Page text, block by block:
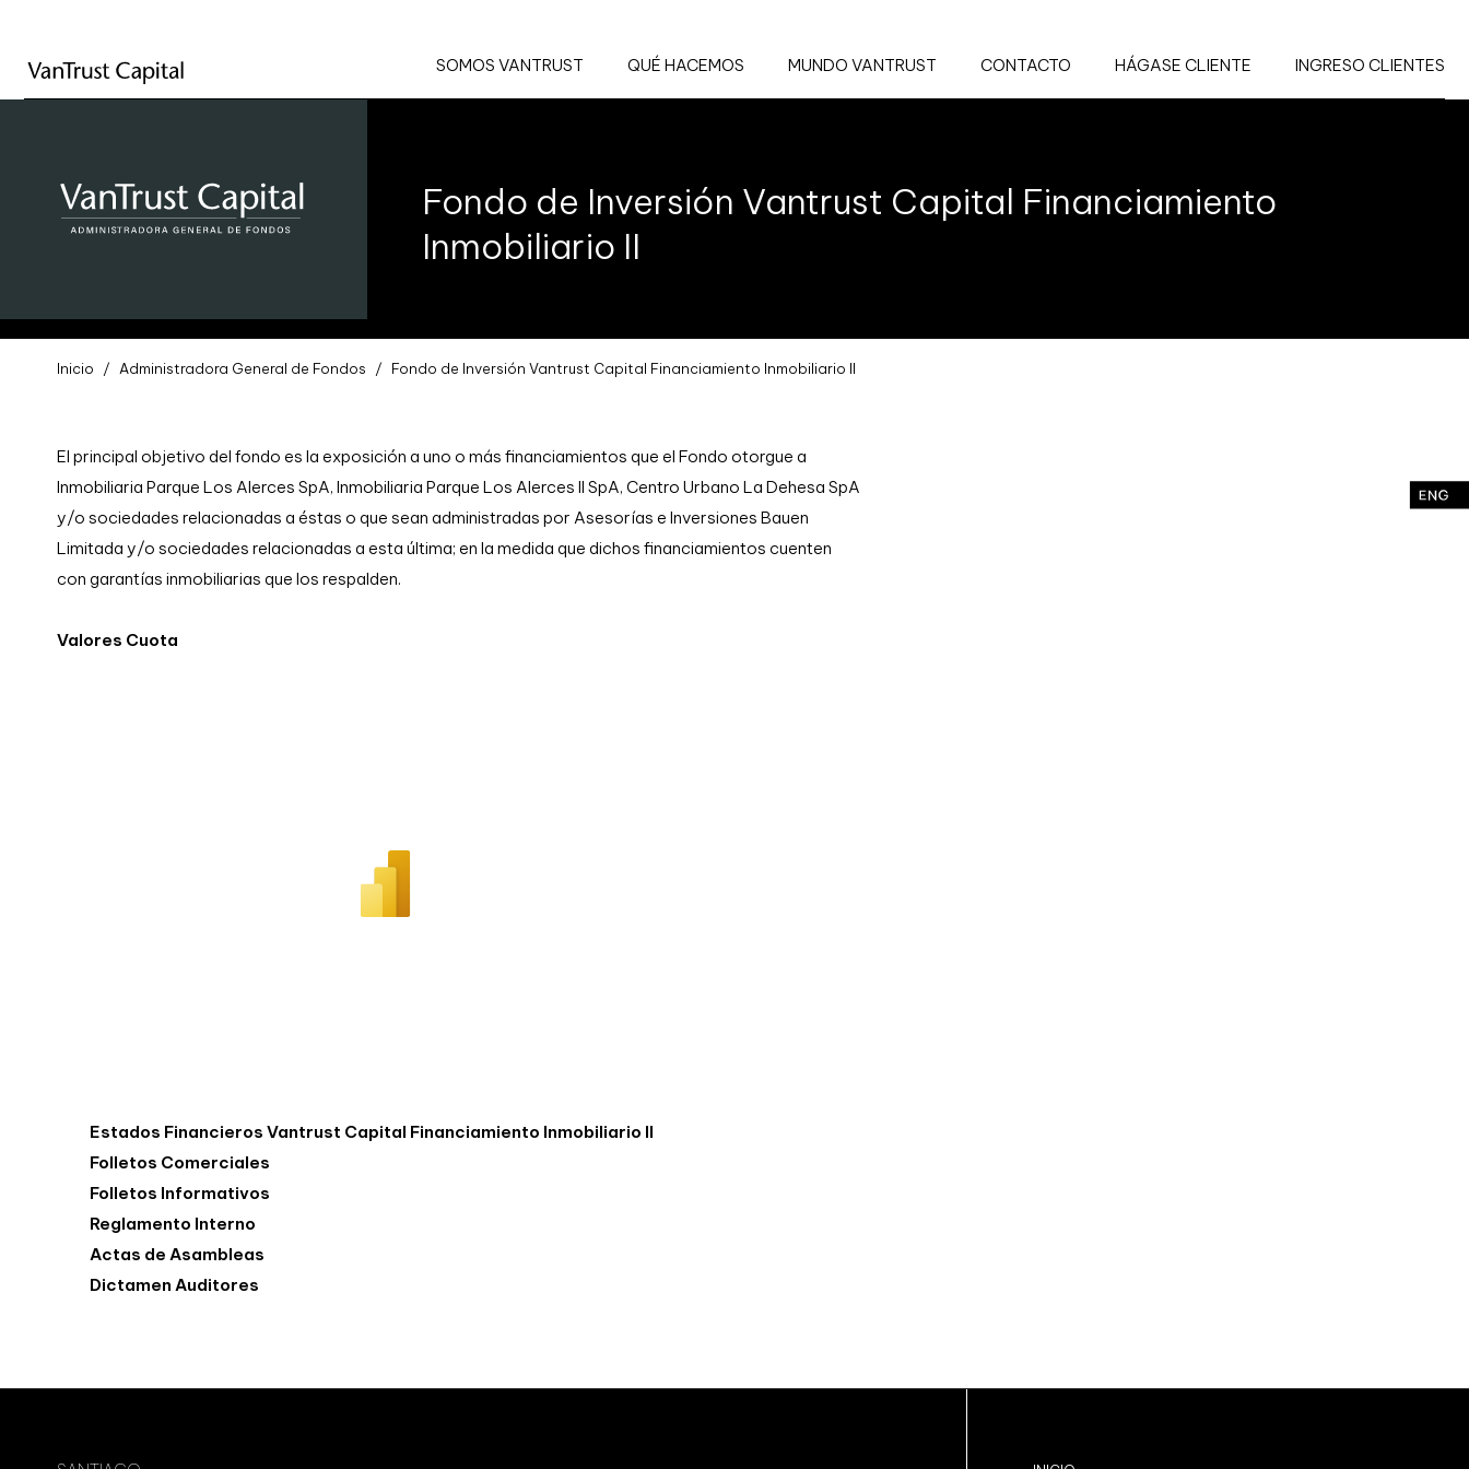
SOMOS VANTRUST QUÉ HACEMOS MUNDO VANTRUST CONTACTO HÁGASE CLIENTE INGRESO CLIENTES
Fondo de Inversión Vantrust Capital Financiamiento
Inmobiliario II
Inicio Administradora General de Fondos Fondo de Inversión Vantrust Capital Financiamiento Inmobiliario II
El principal objetivo del fondo es la exposición a uno o más financiamientos que el Fondo otorgue a
Inmobiliaria Parque Los Alerces SpA, Inmobiliaria Parque Los Alerces II SpA, Centro Urbano La Dehesa SpA
y/o sociedades relacionadas a éstas o que sean administradas por Asesorías e Inversiones Bauen
Limitada y/o sociedades relacionadas a esta última; en la medida que dichos financiamientos cuenten
con garantías inmobiliarias que los respalden.
Valores Cuota
Estados Financieros Vantrust Capital Financiamiento Inmobiliario II
Folletos Comerciales
Folletos Informativos
Reglamento Interno
Actas de Asambleas
Dictamen Auditores